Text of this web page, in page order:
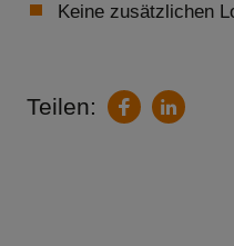
Keine zusätzlichen
Teilen: FacebookLinkedIn